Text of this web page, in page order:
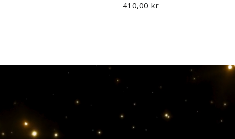
410,00 kr